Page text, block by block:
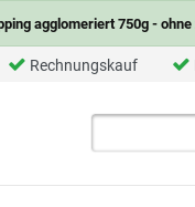
agglomeriert 750g -
Rechnungskauf